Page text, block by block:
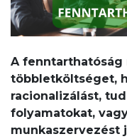
A fenntarthatóság
többletköltséget,
racionalizálást,
folyamatokat,
munkaszervezést